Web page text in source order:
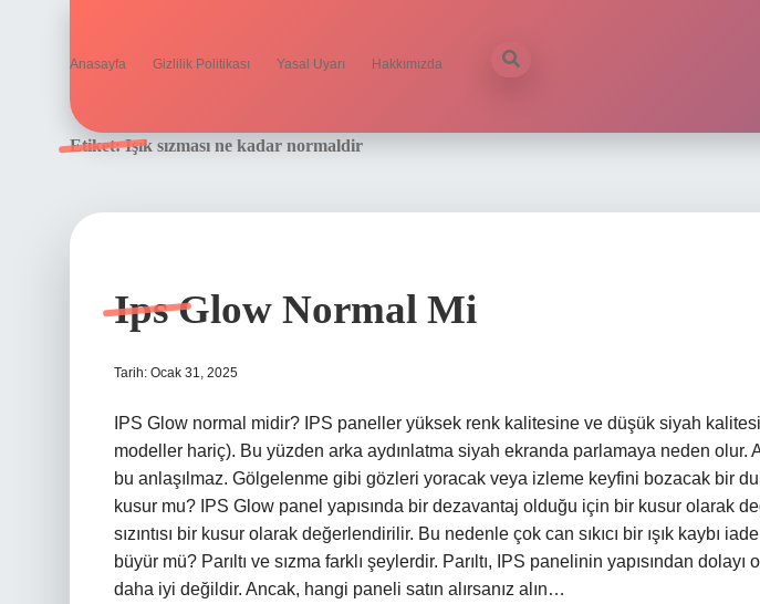
Anasayfa Gizlilik Politikası Yasal Uyarı Hakkımızda
Etiket:Işık sızması ne kadar normaldir
Ips Glow Normal Mi
Tarih: Ocak 31, 2025
IPS Glow normal midir? IPS paneller yüksek renk kalitesine ve düşük siyah
modeller hariç). Bu yüzden arka aydınlatma siyah ekranda parlamaya neden olur.
bu anlaşılmaz. Gölgelenme gibi gözleri yoracak veya izleme keyfini bozacak bir
kusur mu? IPS Glow panel yapısında bir dezavantaj olduğu için bir kusur olarak
sızıntısı bir kusur olarak değerlendirilir. Bu nedenle çok can sıkıcı bir ışık kaybı
büyür mü? Parıltı ve sızma farklı şeylerdir. Parıltı, IPS panelinin yapısından
daha iyi değildir. Ancak, hangi paneli satın alırsanız alın…